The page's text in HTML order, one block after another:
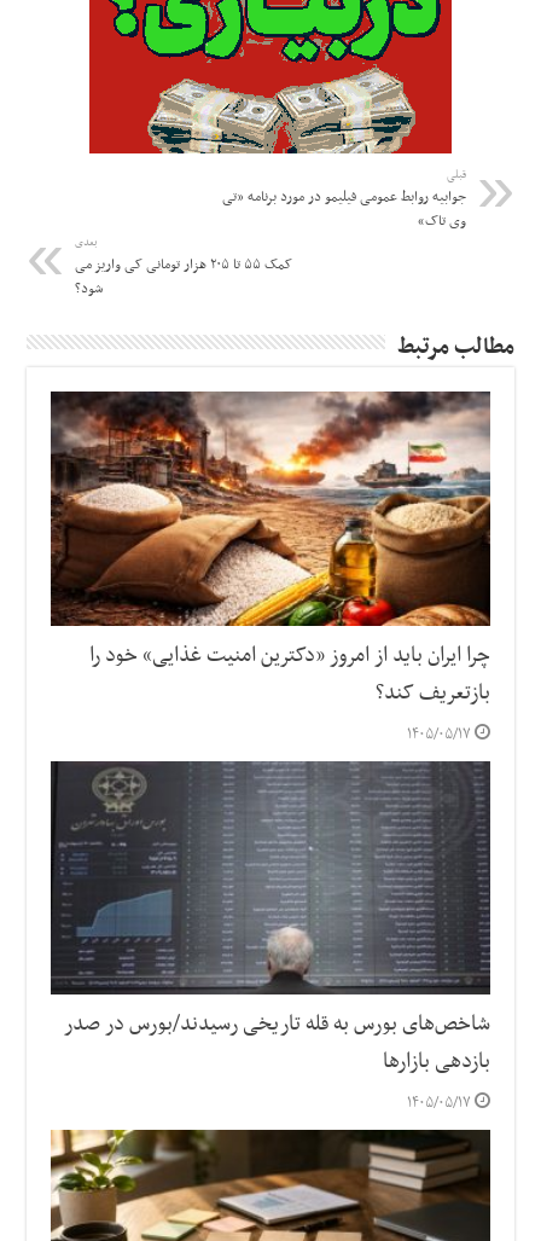
قبلی
جوابیه روابط عمومی فیلیمو در مورد برنامه «تی
وی تاک»
بعدی
کمک ۵۵ تا ۲۰۵ هزار تومانی کی واریز می
شود؟
مطالب مرتبط
چرا ایران باید از امروز «دکترین امنیت غذایی» خود را
بازتعریف کند؟
۱۴۰۵/۰۵/۱۷
شاخص‌های بورس به قله تاریخی رسیدند/بورس در صدر
بازدهی بازارها
۱۴۰۵/۰۵/۱۷